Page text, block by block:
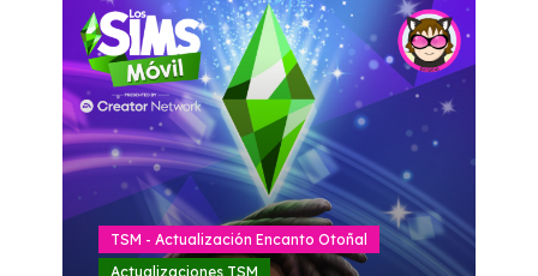
TSM - Actualización Encanto Otoñal
Actualizaciones TSM